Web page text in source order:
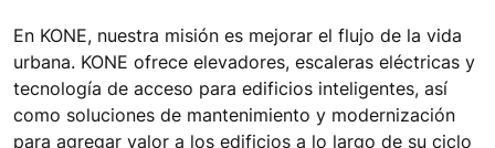
En KONE, nuestra misión es mejorar el flujo de la vida
urbana. KONE ofrece elevadores, escaleras eléctricas y
tecnología de acceso para edificios inteligentes, así
como soluciones de mantenimiento y modernización
para agregar valor a los edificios a lo largo de su ciclo